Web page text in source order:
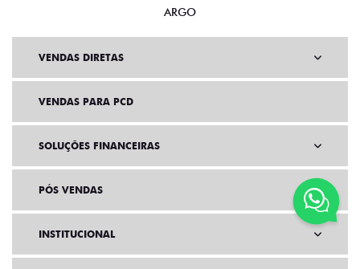
ARGO
VENDAS DIRETAS
VENDAS PARA PCD
SOLUÇÕES FINANCEIRAS
PÓS VENDAS
INSTITUCIONAL